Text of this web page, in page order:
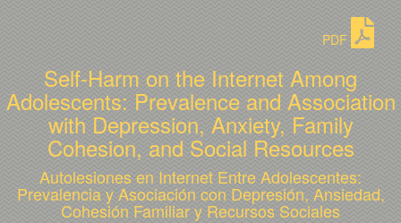
PDF
Self-Harm on the Internet Among
Adolescents: Prevalence and Association
with Depression, Anxiety, Family
Cohesion, and Social Resources
Autolesiones en Internet Entre Adolescentes:
Prevalencia y Asociación con Depresión, Ansiedad,
Cohesión Familiar y Recursos Sociales